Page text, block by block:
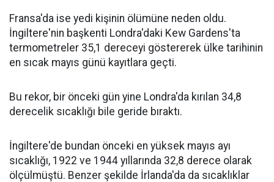
Fransa'da ise yedi kişinin ölümüne neden oldu.
İngiltere'nin başkenti Londra'daki Kew Gardens'ta
termometreler 35,1 dereceyi göstererek ülke tarihinin
en sıcak mayıs günü kayıtlara geçti.
Bu rekor, bir önceki gün yine Londra'da kırılan 34,8
derecelik sıcaklığı bile geride bıraktı.
İngiltere'de bundan önceki en yüksek mayıs ayı
sıcaklığı, 1922 ve 1944 yıllarında 32,8 derece olarak
ölçülmüştü. Benzer şekilde İrlanda'da da sıcaklıklar